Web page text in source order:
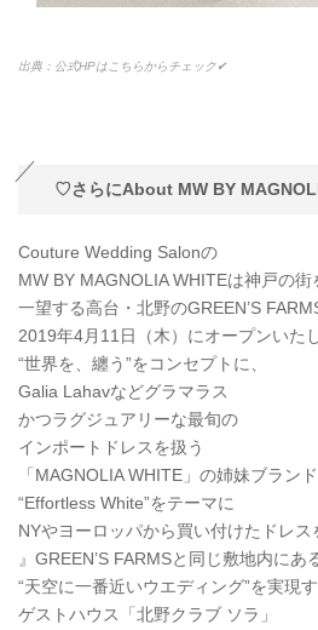
出典：公式HPはこちらからチェック✔
♡さらにAbout MW BY
Couture Wedding Salonの
MW BY MAGNOLIA WHITEは神戸の街
一望する高台・北野のGREEN’S
2019年4月11日（木）にオープンいた
“世界を、纏う”をコンセプトに、
Galia Lahavなどグラマラス
かつラグジュアリーな最旬の
インポートドレスを扱う
「MAGNOLIA WHITE」の姉妹ブランド
“Effortless White”をテーマに
NYやヨーロッパから買い付けたドレス
』GREEN’S FARMSと同じ敷地内にあ
“天空に一番近いウエディング”を実現
ゲストハウス「北野クラブ ソラ」